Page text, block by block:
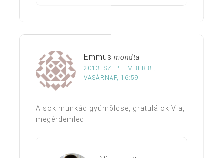
Emmus mondta
2013. SZEPTEMBER 8.,
VASÁRNAP, 16:59
A sok munkád gyümölcse, gratulálok Via,
megérdemled!!!!